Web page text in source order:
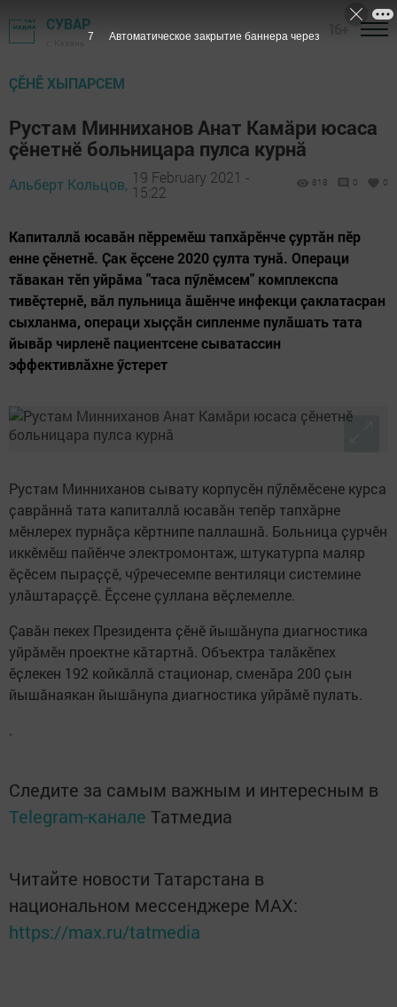
СУВАР
ÇӖНӖ ХЫПАРСЕМ
Рустам Минниханов Анат Камӑри юсаса
ҫӗнетнӗ больницара пулса курнӑ
Альберт Кольцов, 19 February 2021 -
15:22
818 0 0
Kапиталлӑ юсавӑн пӗрремӗш тапхӑрӗнче ҫуртӑн пӗр
енне ҫӗнетнӗ. Ҫак ӗҫсене 2020 ҫулта тунӑ. Операци
тӑвакан тӗп уйрӑма "таса пӳлӗмсем" комплекспа
тивӗҫтернӗ, вӑл пульница ӑшӗнче инфекци ҫаклатасран
сыхланма, операци хыҫҫӑн сипленме пулӑшать тата
йывӑр чирленӗ пациентсене сыватассин
эффективлӑхне ӳстерет
Pустам Минниханов сывату корпусӗн пӳлӗмӗсене курса
ҫаврӑннӑ тата капиталлӑ юсавӑн тепӗр тапхӑрне
мӗнлерех пурнӑҫа кӗртнипе паллашнӑ. Больница ҫурчӗн
иккӗмӗш пайӗнче электромонтаж, штукатурпа маляр
ӗҫӗсем пыраҫҫӗ, чӳречесемпе вентиляци системине
улӑштараҫҫӗ. Ӗҫсене ҫуллана вӗҫлемелле.
Ҫавӑн пекех Президента ҫӗнӗ йышӑнупа диагностика
уйрӑмӗн проектне кӑтартнӑ. Объектра талӑкӗпех
ӗҫлекен 192 койкӑллӑ стационар, сменӑра 200 ҫын
йышӑнаякан йышӑнупа диагностика уйрӑмӗ пулать.
.
Следите за самым важным и интересным в
Telegram-канале Татмедиа
Читайте новости Татарстана в
национальном мессенджере MАХ:
https://max.ru/tatmedia
6 Автоматическое закрытие баннера через